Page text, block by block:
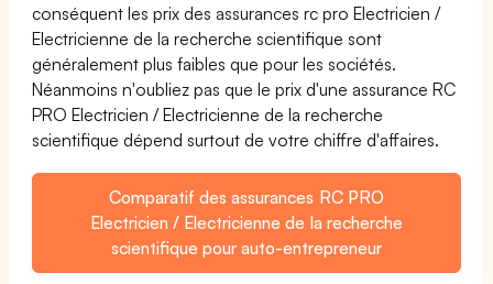
conséquent les prix des assurances rc pro Electricien /
Electricienne de la recherche scientifique sont
généralement plus faibles que pour les sociétés.
Néanmoins n'oubliez pas que le prix d'une assurance RC
PRO Electricien / Electricienne de la recherche
scientifique dépend surtout de votre chiffre d'affaires.
Comparatif des assurances RC PRO
Electricien / Electricienne de la recherche
scientifique pour auto-entrepreneur